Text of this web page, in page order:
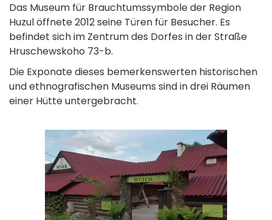
Das Museum für Brauchtumssymbole der Region
Huzul öffnete 2012 seine Türen für Besucher. Es
befindet sich im Zentrum des Dorfes in der Straße
Hruschewskoho 73-b.
Die Exponate dieses bemerkenswerten historischen
und ethnografischen Museums sind in drei Räumen
einer Hütte untergebracht.